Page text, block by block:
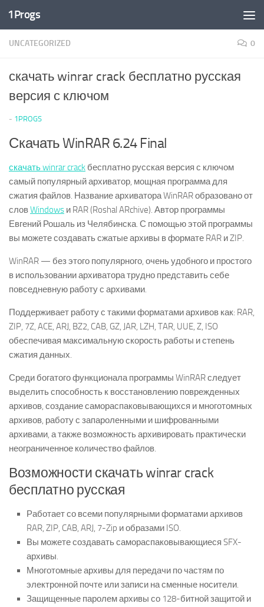
Перейти к содержимому
1Progs
UNCATEGORIZED 0
скачать winrar crack бесплатно русская
версия с ключом
- 1PROGS
Скачать WinRAR 6.24 Final
скачать winrar crack бесплатно русская версия с ключом
самый популярный архиватор, мощная программа для
сжатия файлов. Название архиватора WinRAR образовано от
словWindows и RAR (Roshal ARchive). Автор программы
Евгений Рошаль из Челябинска. С помощью этой программы
вы можете создавать сжатые архивы в формате RAR и ZIP.
WinRAR — без этого популярного, очень удобного и простого
в использовании архиватора трудно представить себе
повседневную работу с архивами.
Поддерживает работу с такими форматами архивов как: RAR,
ZIP, 7Z, ACE, ARJ, BZ2, CAB, GZ, JAR, LZH, TAR, UUE, Z, ISO
обеспечивая максимальную скорость работы и степень
сжатия данных.
Среди богатого функционала программы WinRAR следует
выделить способность к восстановлению поврежденных
архивов, создание самораспаковывающихся и многотомных
архивов, работу с запароленными и шифрованными
архивами, а также возможность архивировать практически
неограниченное количество файлов.
Возможности скачать winrar crack
бесплатно русская
Работает со всеми популярными форматами архивов
RAR, ZIP, CAB, ARJ, 7-Zip и образами ISO.
Вы можете создавать самораспаковывающиеся SFX-
архивы.
Многотомные архивы для передачи по частям по
электронной почте или записи на сменные носители.
Защищенные паролем архивы со 128-битной защитой и